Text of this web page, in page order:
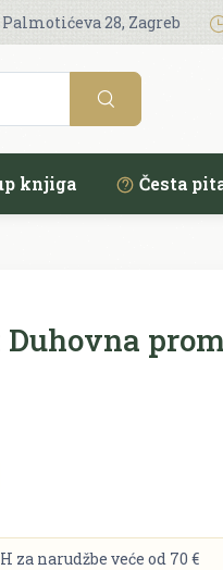
Palmotićeva 28, Zagreb
knjiga Česta
Duhovna
za narudžbe veće od 70 €